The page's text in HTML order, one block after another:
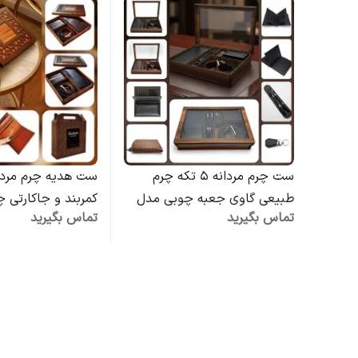
ست چرم مردانه 5 تکه چرم
طبیعی گاوی جعبه چوبی مدل
ماهور - عمده
تماس بگیرید
ست هدیه چرم
کمربند و
مردانه مدل باربد|
تماس بگیرید